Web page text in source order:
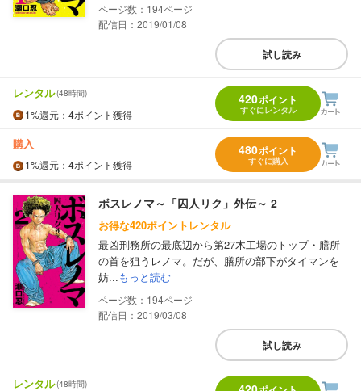
194
配信日：2019/01/08
試し読み
レンタル(48時間)
1%還元 ：4ポイント獲得
420ポイント
すぐにレンタル
購入
1%還元 ：4ポイント獲得
480ポイント
すぐに購入
ボスレノマ～「囚人リク」外伝～ 2
お得な420ポイントレンタル
最凶刑務所の最底辺から第27木工場のトップ・膳所
の首を狙うレノマ。だが、膳所の部下がタイマンを
妨...もっと読む
194
配信日：2019/03/08
試し読み
レンタル(48時間)